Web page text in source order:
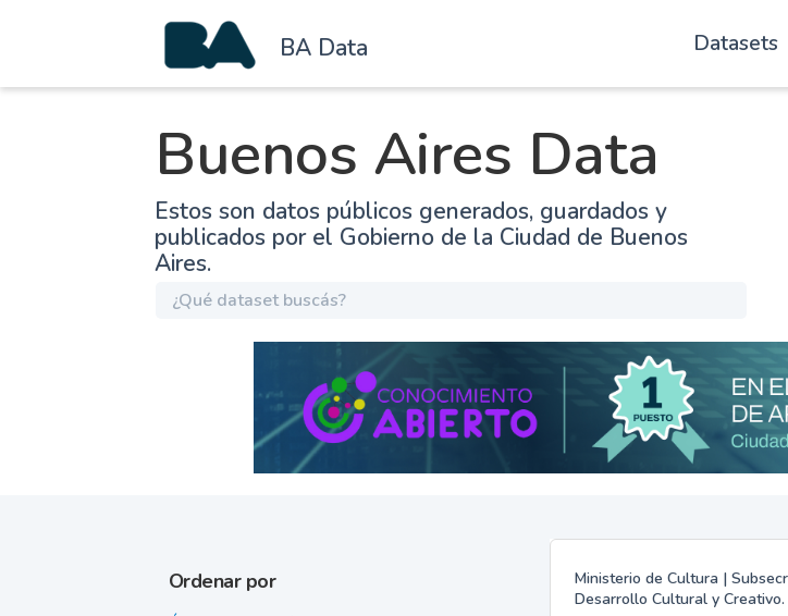
BA Data Datasets
Buenos Aires Data
Estos son datos públicos generados, guardados y
publicados por el Gobierno de la Ciudad de Buenos
Aires.
Ordenar por
Ministerio de Cultura |
Desarrollo Cultural y Creativo.